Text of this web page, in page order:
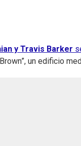
y Travis Barker
un edificio